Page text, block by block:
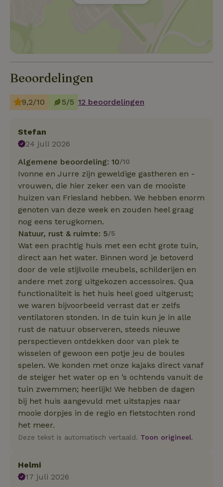
Beoordelingen
9,2/10 5/5 12 beoordelingen
Stefan
24 juli 2026
Algemene beoordeling: 10/10
Ivonne en Jurre zijn geweldige gastheren en -
vrouwen, die hier zeker een van de mooiste
huizen van Friesland hebben. We hebben enorm
genoten van deze week en zouden heel graag
nog eens terugkomen.
Natuur, rust & ruimte: 5/5
Wat een prachtig huis met een echt grote tuin,
direct aan het water. Binnen word je betoverd
door de vele stijlvolle meubels, schilderijen en
andere met zorg uitgekozen accessoires. Qua
functionaliteit is het huis heel goed uitgerust;
we waren bijvoorbeeld verrast dat er zelfs
ventilatoren stonden. In de tuin kun je in alle
rust de natuur observeren, steeds nieuwe
perspectieven ontdekken door van plek te
wisselen of gewoon een potje jeu de boules
spelen. We konden met onze kajaks direct vanaf
de steiger het water op en ’s ochtends vanuit de
tuin zwemmen; heerlijk! We hebben de dagen
bij het huis aangevuld met uitstapjes naar
mooie dorpjes in de regio en fietstochten rond
het meer.
Deze tekst is automatisch vertaald. Toon origineel.
Helmi
17 juli 2026